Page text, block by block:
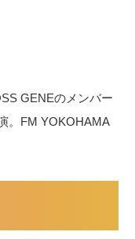
GENEのメンバー
。FM YOKOHAMA